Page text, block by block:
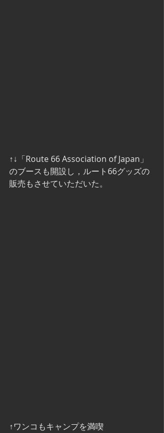
↑↓「Route 66 Association of Japan」
のブースも開設し，ルート66グッズの
販売もさせていただいた。
↑ワンコもキャンプを満喫